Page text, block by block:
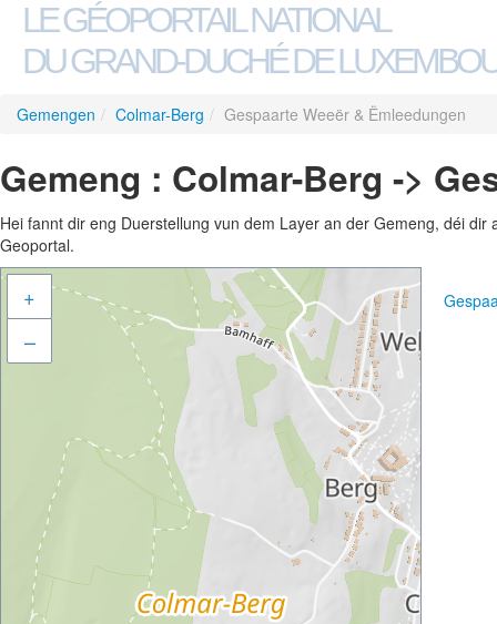
LE GÉOPORTAIL NATIONAL
DU GRAND-DUCHÉ DE
Gemengen / Colmar-Berg / Gespaarte Weeër & Ëmleedungen
Gemeng : Colmar-Berg ->
Hei fannt dir eng Duerstellung vun dem Layer an der Gemeng, déi
Geoportal.
+
–